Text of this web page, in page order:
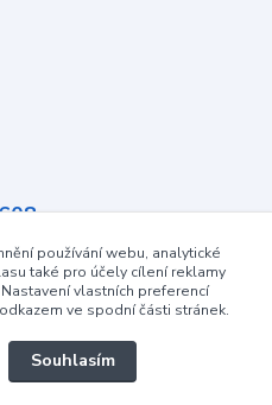
používání webu, analytické
také pro účely cílení reklamy
vlastních preferencí
ve spodní části stránek.
Souhlasím